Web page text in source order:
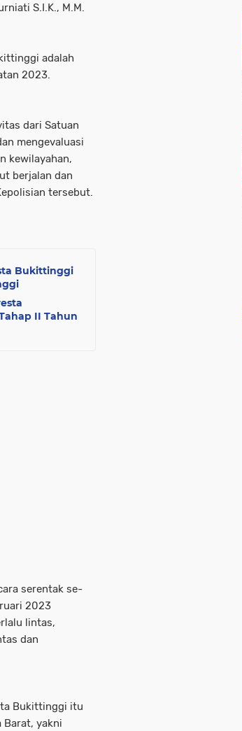
S.I.K., M.M.
adalah
2023.
dari Satuan
mengevaluasi
kewilayahan,
berjalan dan
tersebut.
Bukittinggi
II Tahun
serentak se-
2023
lintas,
dan
Bukittinggi itu
Barat, yakni